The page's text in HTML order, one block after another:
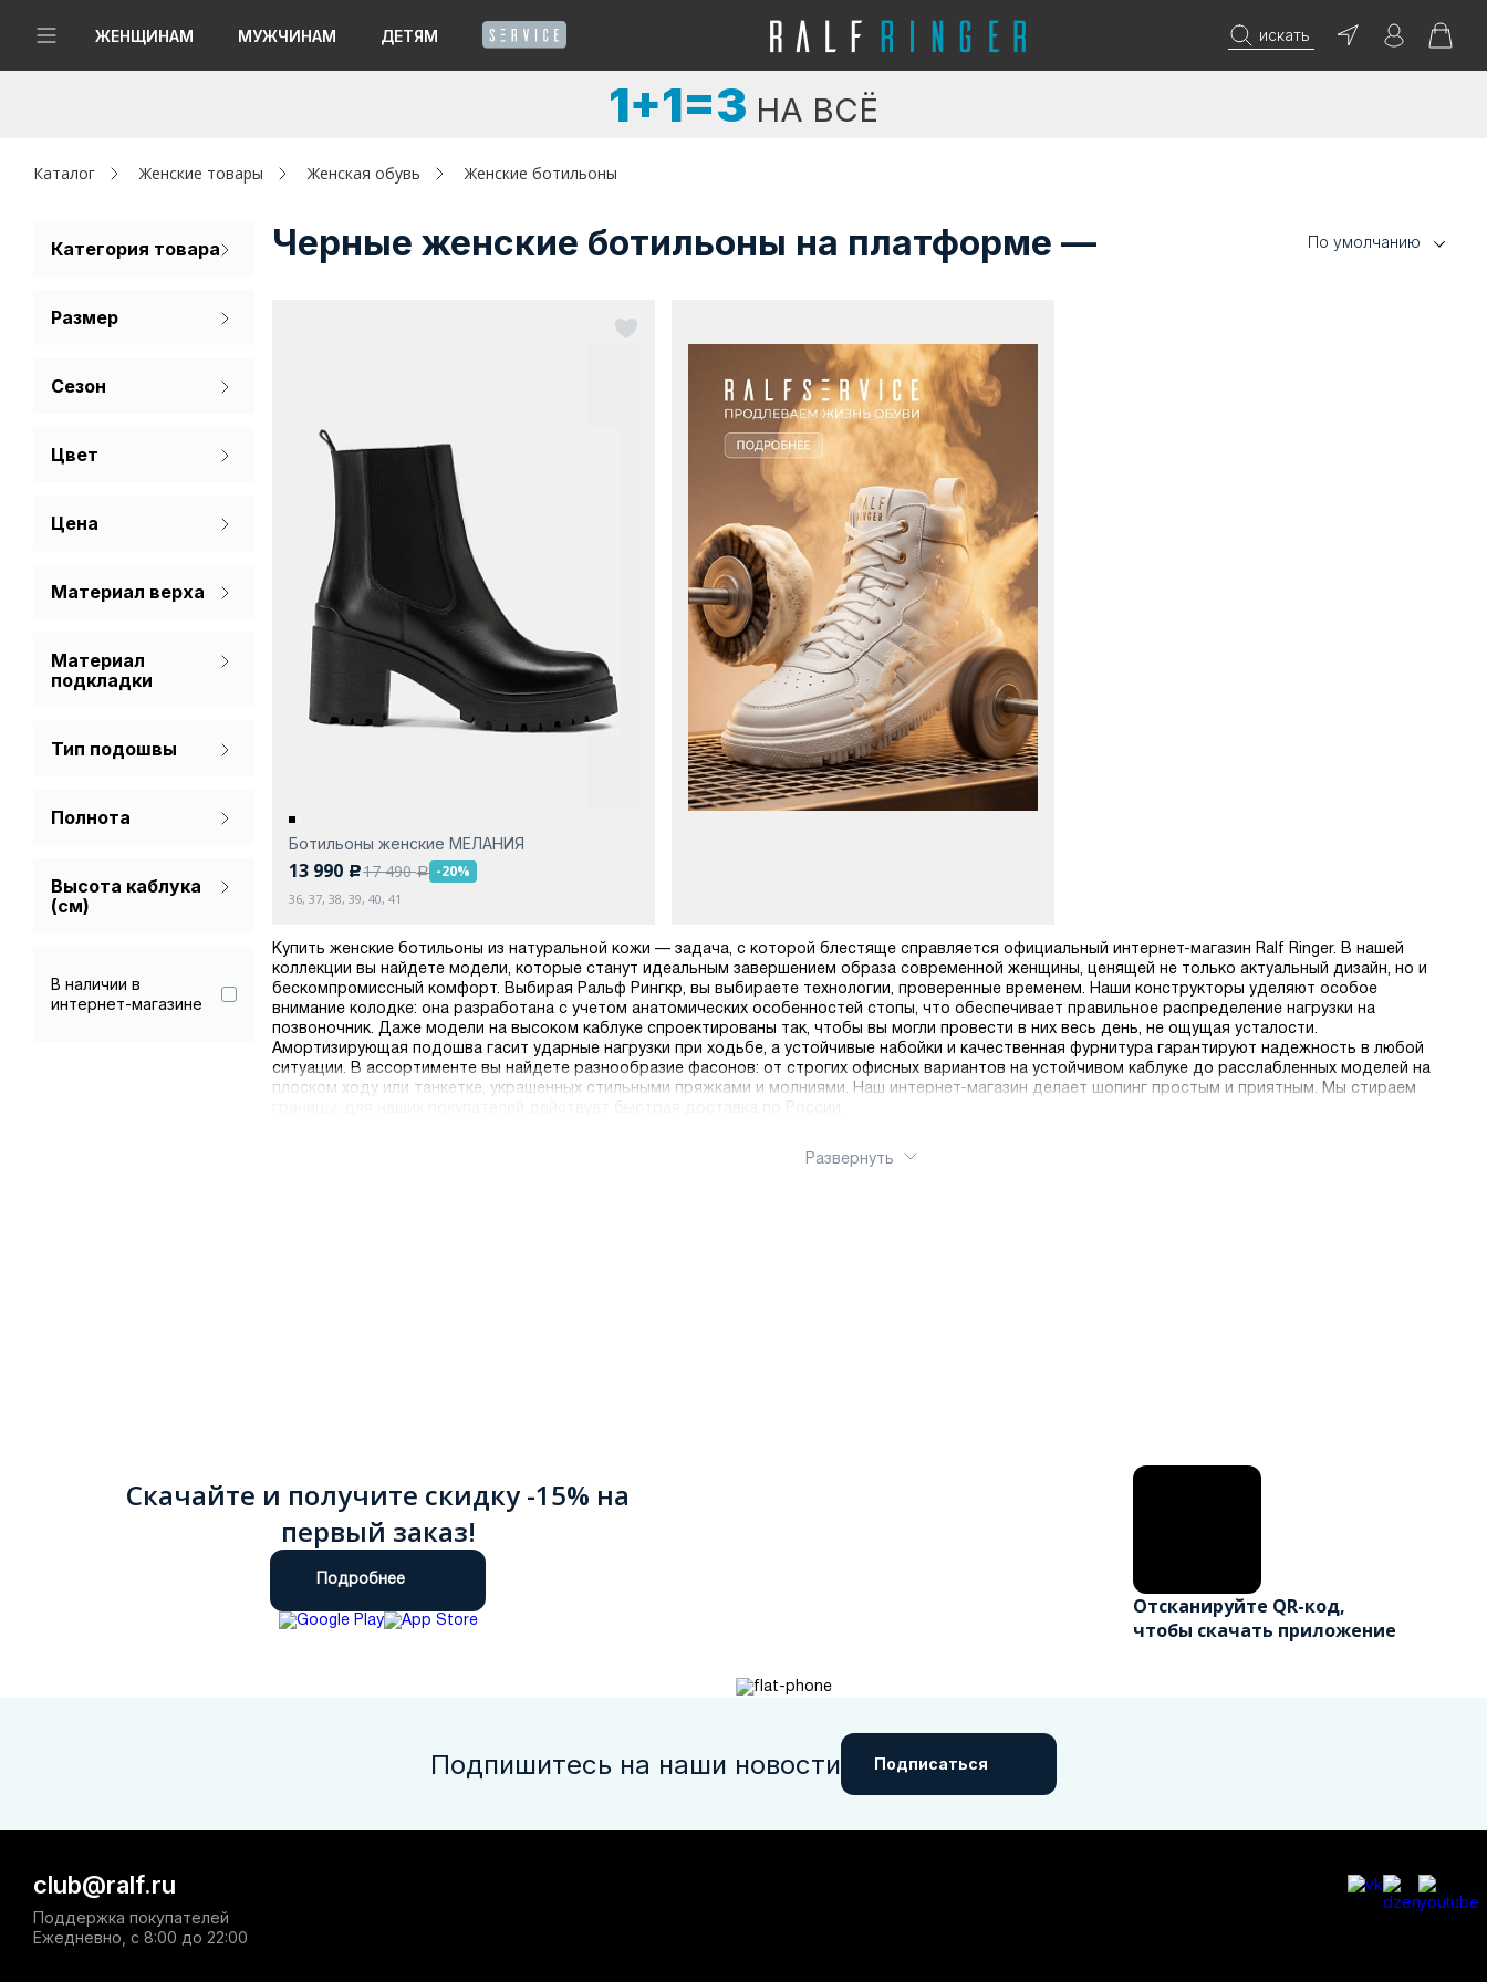
ЖЕНЩИНАМ МУЖЧИНАМ ДЕТЯМ искать
Женщинам
Капсула
Аутлет
1+1=3 НА ВСЁ
Каталог Женские товары Женская обувь Женские ботильоны
Категория товара
Размер
Сезон
Цвет
Цена
Материал верха
Материал
подкладки
Тип подошвы
С каблуком
Полнота
Высота каблука
(см)
В наличии в
интернет-магазине
Черные женские ботильоны на платформе — По умолчанию
Ботильоны женские МЕЛАНИЯ
13 990 c17 490a -20%
36, 37, 38, 39, 40, 41
Купить женские ботильоны из натуральной кожи — задача, с которой блестяще справляется официальный интернет-магазин Ralf Ringer. В нашей
коллекции вы найдете модели, которые станут идеальным завершением образа современной женщины, ценящей не только актуальный дизайн, но и
бескомпромиссный комфорт. Выбирая Ральф Рингкр, вы выбираете технологии, проверенные временем. Наши конструкторы уделяют особое
внимание колодке: она разработана с учетом анатомических особенностей стопы, что обеспечивает правильное распределение нагрузки на
позвоночник. Даже модели на высоком каблуке спроектированы так, чтобы вы могли провести в них весь день, не ощущая усталости.
Амортизирующая подошва гасит ударные нагрузки при ходьбе, а устойчивые набойки и качественная фурнитура гарантируют надежность в любой
ситуации. В ассортименте вы найдете разнообразие фасонов: от строгих офисных вариантов на устойчивом каблуке до расслабленных моделей на
плоском ходу или танкетке, украшенных стильными пряжками и молниями. Наш интернет-магазин делает шопинг простым и приятным. Мы стираем
Развернуть
Скачайте и получите скидку -15% на
первый заказ!
Подробнее
Отсканируйте QR-код,
чтобы скачать приложение
Подпишитесь на наши новости Подписаться
club@ralf.ru
Поддержка покупателей
Ежедневно, с 8:00 до 22:00